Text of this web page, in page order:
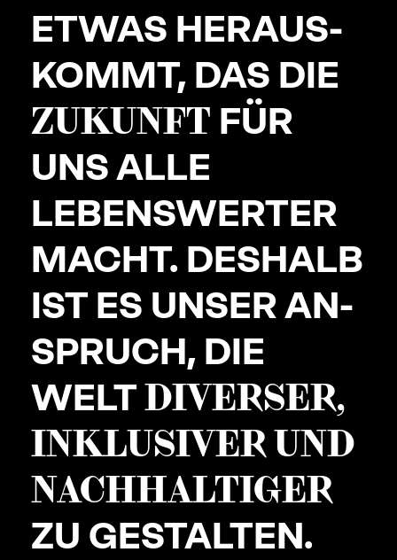
ETWAS HERAUS­
KOMMT, DAS DIE
ZUKUNFT FÜR
UNS ALLE
LEBENS­WERTER
MACHT. DESHALB
IST ES UNSER AN­
SPRUCH, DIE
WELTDIVERSER,
INKLUSI­VER UND
NACH­HALTIGER
ZU GESTALTEN.